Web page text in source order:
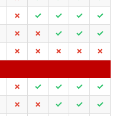
✗ ✓ ✓ ✓
✓
✗ ✗ ✓ ✓
✓
✗ ✗ ✗ ✗
✗
✗ ✓ ✓ ✓
✓
✗ ✗ ✓ ✓
✓